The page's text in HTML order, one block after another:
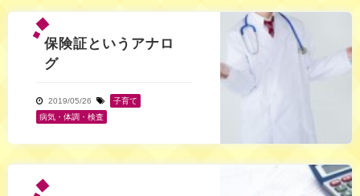
保険証というアナロ
グ
2019/05/26 子育て
病気・体調・検査